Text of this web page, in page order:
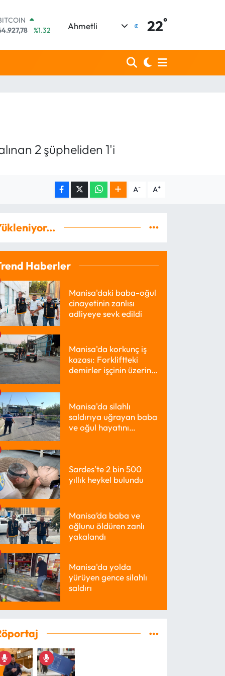
%1.32
Ahmetli 22°
2 şüpheliden 1'i
A- A+
Haberler
Manisa'daki baba-oğul
cinayetinin zanlısı
adliyeye sevk edildi
Manisa'da korkunç iş
kazası: Forkliftteki
demirler işçinin üzerine
Manisa'da silahlı
saldırıya uğrayan baba
ve oğul hayatını
Sardes'te 2 bin 500
yıllık heykel bulundu
Manisa’da baba ve
oğlunu öldüren zanlı
yakalandı
Manisa'da yolda
yürüyen gence silahlı
saldırı